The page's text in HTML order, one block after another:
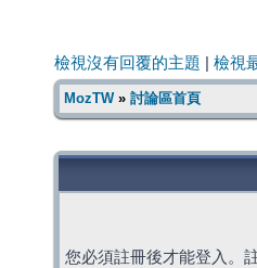
檢視沒有回覆的主題 檢視
MozTW» 討論區首頁
您必須註冊後才能登入。